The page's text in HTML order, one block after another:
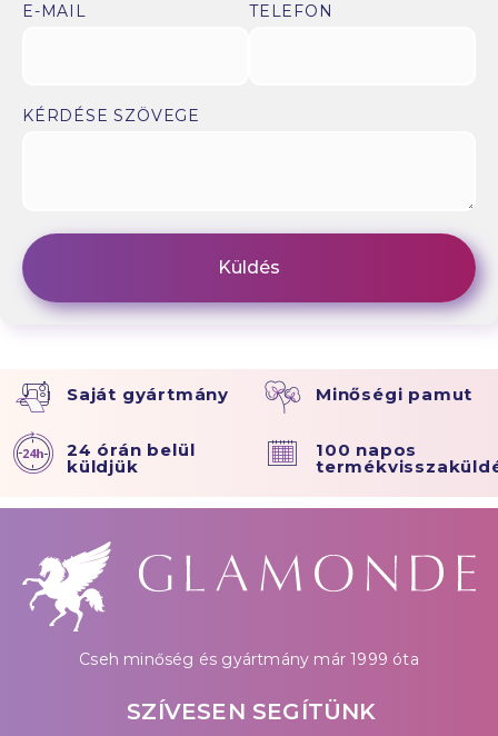
E-MAIL TELEFON
KÉRDÉSE SZÖVEGE
Saját gyártmány Minőségi pamut
24 órán belül
küldjük
100 napos
Cseh minőség és gyártmány már 1999 óta
SZÍVESEN SEGÍTÜNK